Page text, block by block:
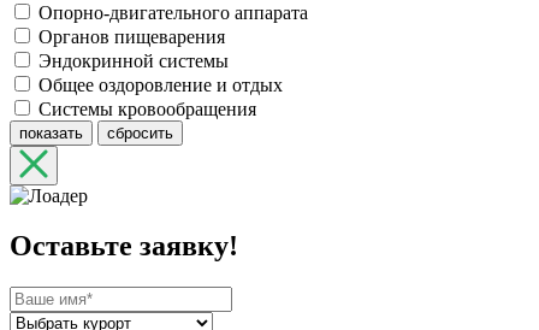
Опорно-двигательного аппарата
Органов пищеварения
Эндокринной системы
Общее оздоровление и отдых
Системы кровообращения
показать сбросить
Оставьте заявку!